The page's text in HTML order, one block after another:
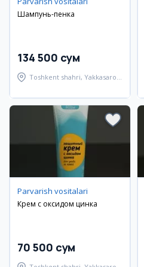
Шампунь-пенка
134 500 сум
Toshkent shahri, Yakkasaroy
Parvarish vositalari
Крем с оксидом цинка
70 500 сум